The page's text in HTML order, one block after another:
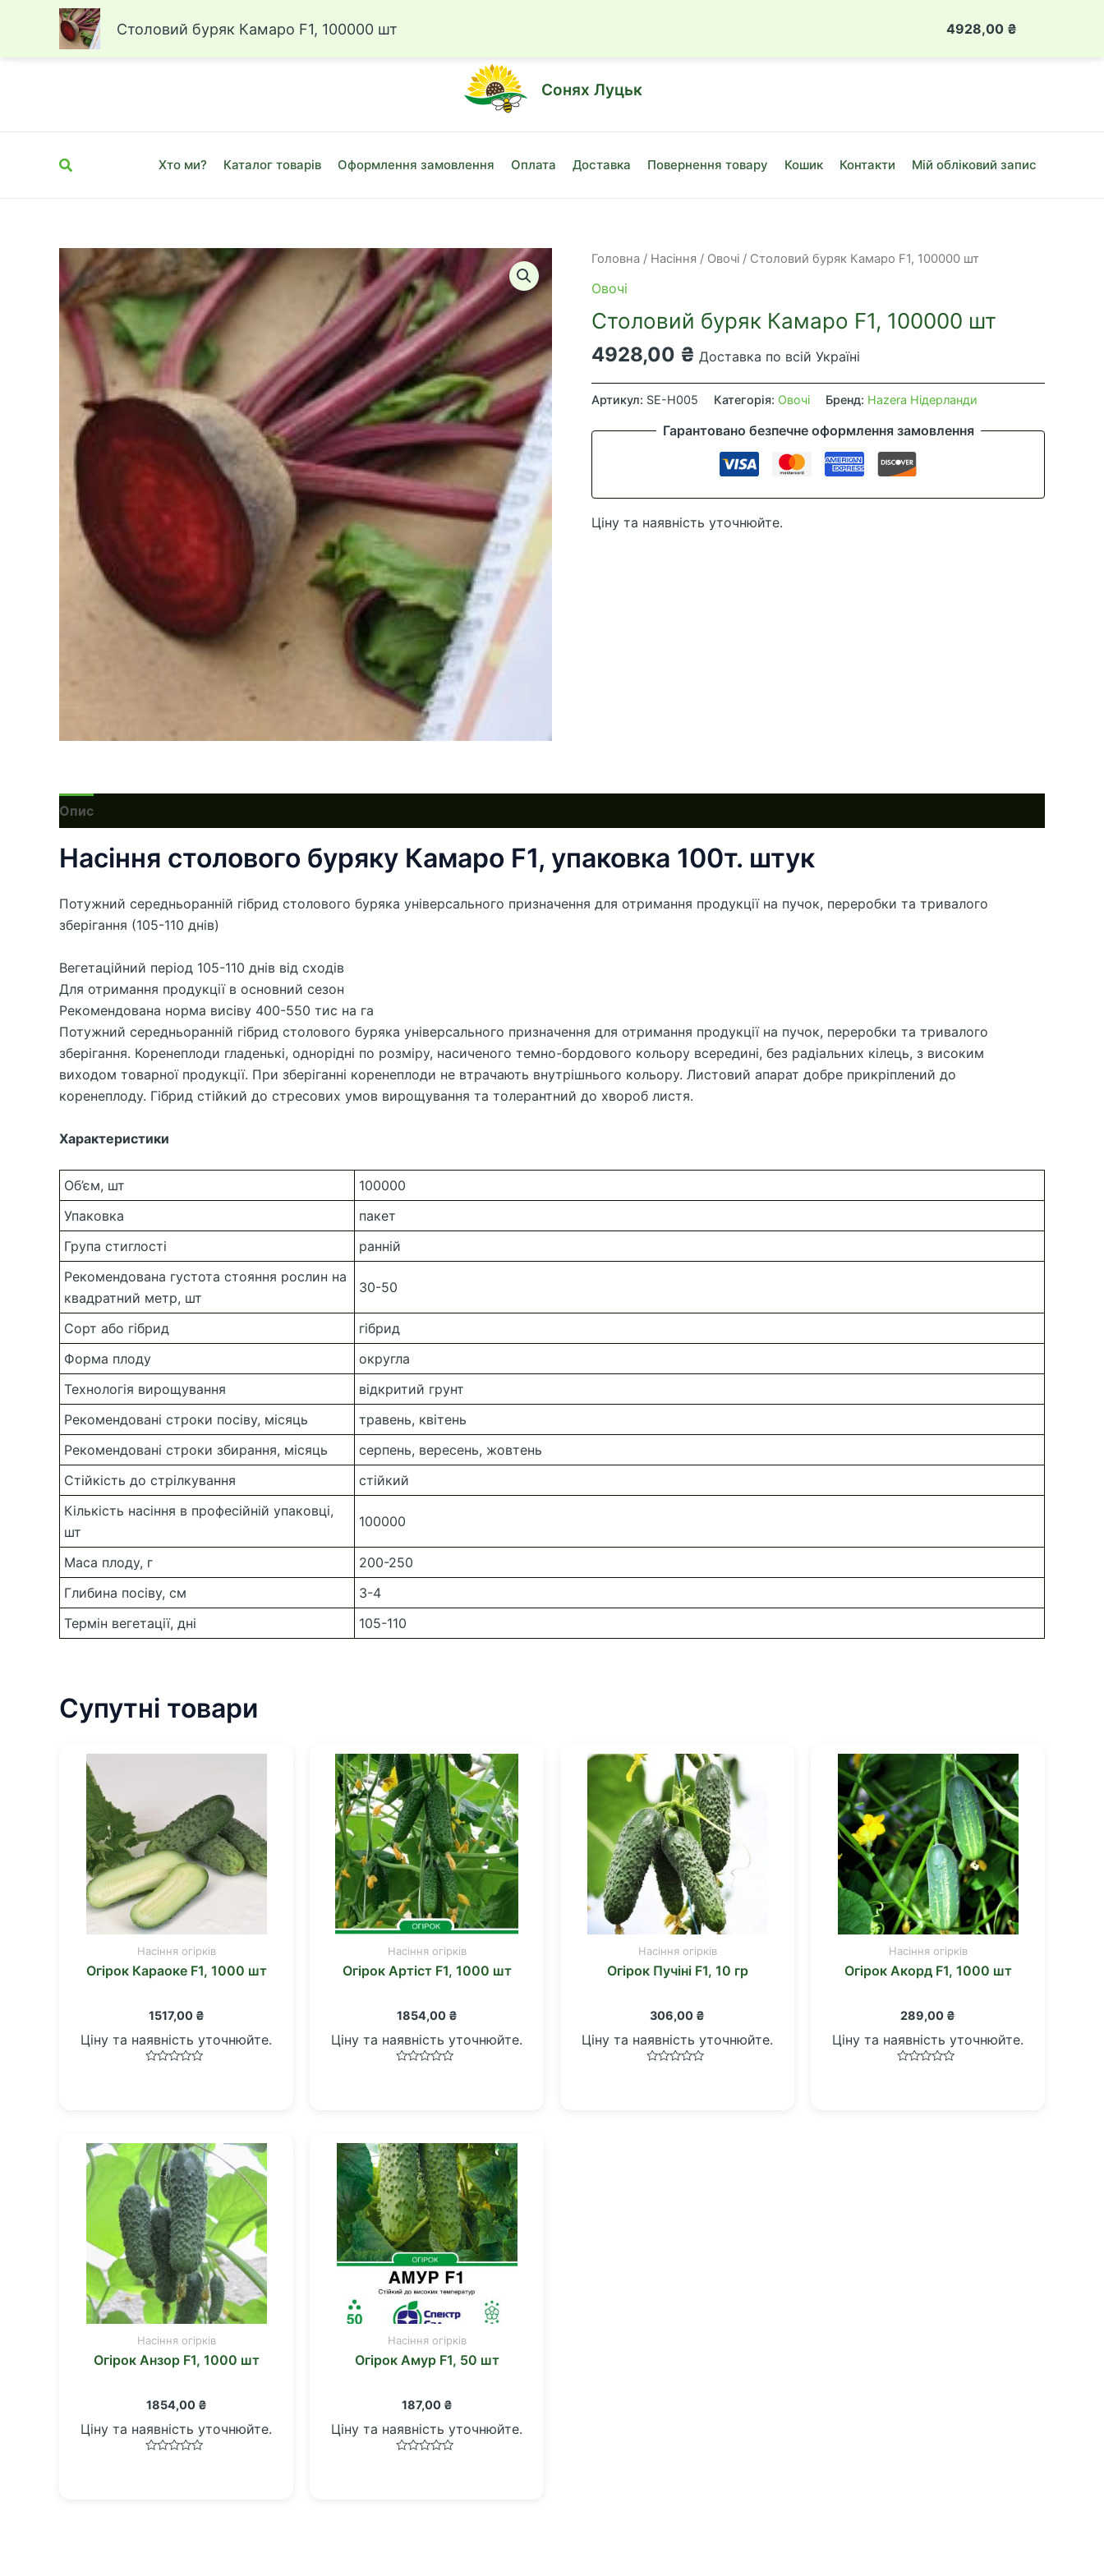
Луцьк, вул. Привокзальна, 10Б
Перейти
Сонях Луцьк
Пошук Хто ми? Каталог товарів Оформлення замовлення Оплата Доставка Повернення товару Кошик Контакти Мій обліковий запис
Головна / Насіння / Овочі / Столовий буряк Камаро F1, 100000 шт
Овочі
Столовий буряк Камаро F1, 100000 шт
4928,00 ₴ Доставка по всій Україні
Столовий
буряк
Артикул: SE-H005 Категорія: Овочі Бренд: Hazera Нідерланди
Гарантовано безпечне оформлення замовлення
Ціну та наявність уточнюйте.
Опис
Насіння столового буряку Камаро F1, упаковка 100т. штук
Потужний середньоранній гібрид столового буряка універсального призначення для отримання продукції на пучок, переробки та тривалого
зберігання (105-110 днів)
Вегетаційний період 105-110 днів від сходів
Для отримання продукції в основний сезон
Рекомендована норма висіву 400-550 тис на га
Потужний середньоранній гібрид столового буряка універсального призначення для отримання продукції на пучок, переробки та тривалого
зберігання. Коренеплоди гладенькі, однорідні по розміру, насиченого темно-бордового кольору всередині, без радіальних кілець, з високим
виходом товарної продукції. При зберіганні коренеплоди не втрачають внутрішнього кольору. Листовий апарат добре прикріплений до
коренеплоду. Гібрид стійкий до стресових умов вирощування та толерантний до хвороб листя.
Характеристики
Об’єм, шт
100000
Упаковка
пакет
Група стиглості
ранній
Рекомендована густота стояння рослин на
квадратний метр, шт
30-50
Сорт або гібрид
гібрид
Форма плоду
округла
Технологія вирощування
відкритий грунт
Рекомендовані строки посіву, місяць
травень, квітень
Рекомендовані строки збирання, місяць
серпень, вересень, жовтень
Стійкість до стрілкування
стійкий
Кількість насіння в професійній упаковці,
шт
100000
Маса плоду, г
200-250
Глибина посіву, см
3-4
Термін вегетації, дні
105-110
Супутні товари
Насіння огірків
Огірок Караоке F1, 1000 шт
1517,00 ₴
Ціну та наявність уточнюйте.
Насіння огірків
Огірок Артіст F1, 1000 шт
1854,00 ₴
Ціну та наявність уточнюйте.
Насіння огірків
Огірок Пучіні F1, 10 гр
306,00 ₴
Ціну та наявність уточнюйте.
Насіння огірків
Огірок Акорд F1, 1000 шт
289,00 ₴
Ціну та наявність уточнюйте.
Насіння огірків
Огірок Анзор F1, 1000 шт
1854,00 ₴
Ціну та наявність уточнюйте.
Насіння огірків
Огірок Амур F1, 50 шт
187,00 ₴
Ціну та наявність уточнюйте.
Столовий буряк Камаро F1, 100000 шт 4928,00 ₴
буряк
кількість